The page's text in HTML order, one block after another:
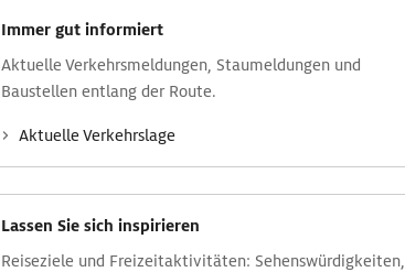
Immer gut informiert
Aktuelle Verkehrs­meldungen, Stau­meldungen und
Baustellen entlang der Route.
Aktuelle Verkehrs­lage
Lassen Sie sich inspirieren
Reise­ziele und Freizeit­aktivitäten: Sehens­würdig­keiten,